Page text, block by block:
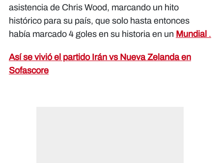
asistencia de Chris Wood, marcando un hito
histórico para su país, que solo hasta entonces
había marcado 4 goles en su historia en un Mundial .
Así se vivió el partido Irán vs Nueva Zelanda en
Sofascore